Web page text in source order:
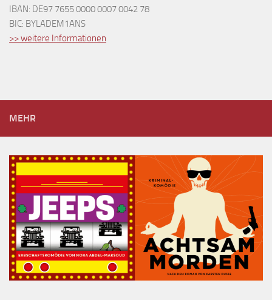
IBAN: DE97 7655 0000 0007 0042 78
BIC: BYLADEM1ANS
>> weitere Informationen
MEHR